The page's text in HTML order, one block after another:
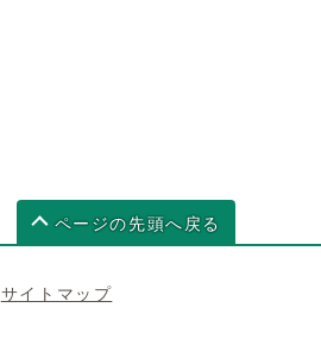
ページの先頭へ戻る
サイトマップ